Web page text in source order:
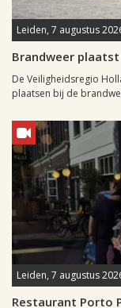
Leiden, 7 augustus
Brandweer
De Veiligheidsregio
plaatsen bij de
Leiden, 7 augustus
Restaurant Porto